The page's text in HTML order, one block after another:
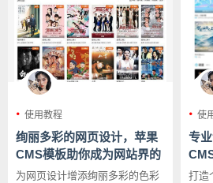
使用教程
绚丽多彩的网页设计，苹果
CMS模板助你成为网站界的
艺术家！
为网页设计增添绚丽多彩的色彩
使
专
打造